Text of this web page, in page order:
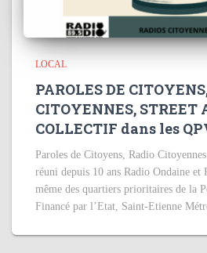
LOCAL
PAROLES DE
CITOYENNES, STREET
COLLECTIF dans les
Paroles de Citoyens, Radio
réuni depuis 10 ans Radio Ondaine
même des quartiers prioritaires de la
Financé par l’Etat, Saint-Etienne